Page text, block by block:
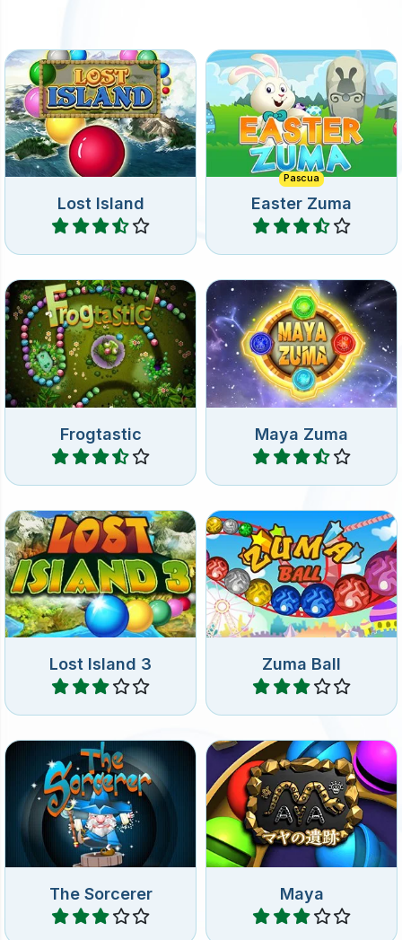
Lost Island
de las mismas canicas.
Jugar
Pascua
Easter Zuma
Jugar
Frogtastic
Jugar
Maya Zuma
20 niveles de Zuma
ambientados en el antiguo
Reino de los Mayas.
Jugar
Lost Island 3
Apunta y dispara canicas
coloridas hacia la cadena
de canicas.
Jugar
Zuma Ball
Juego de Match 3 de estilo
Zuma. Une 3 bolas del
mismo color en línea.
Jugar
The Sorcerer
Jugar
Maya
Jugar
Divertido y sencillo juego